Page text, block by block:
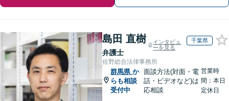
島田 直樹
弁護士
インタビュ
ーを見る
千葉県
佐野総合法律事務所
群馬県 か
らも相談
受付中
面談方法(対面・電
話・ビデオなど)は
応相談
営業時
間：本日
定休日